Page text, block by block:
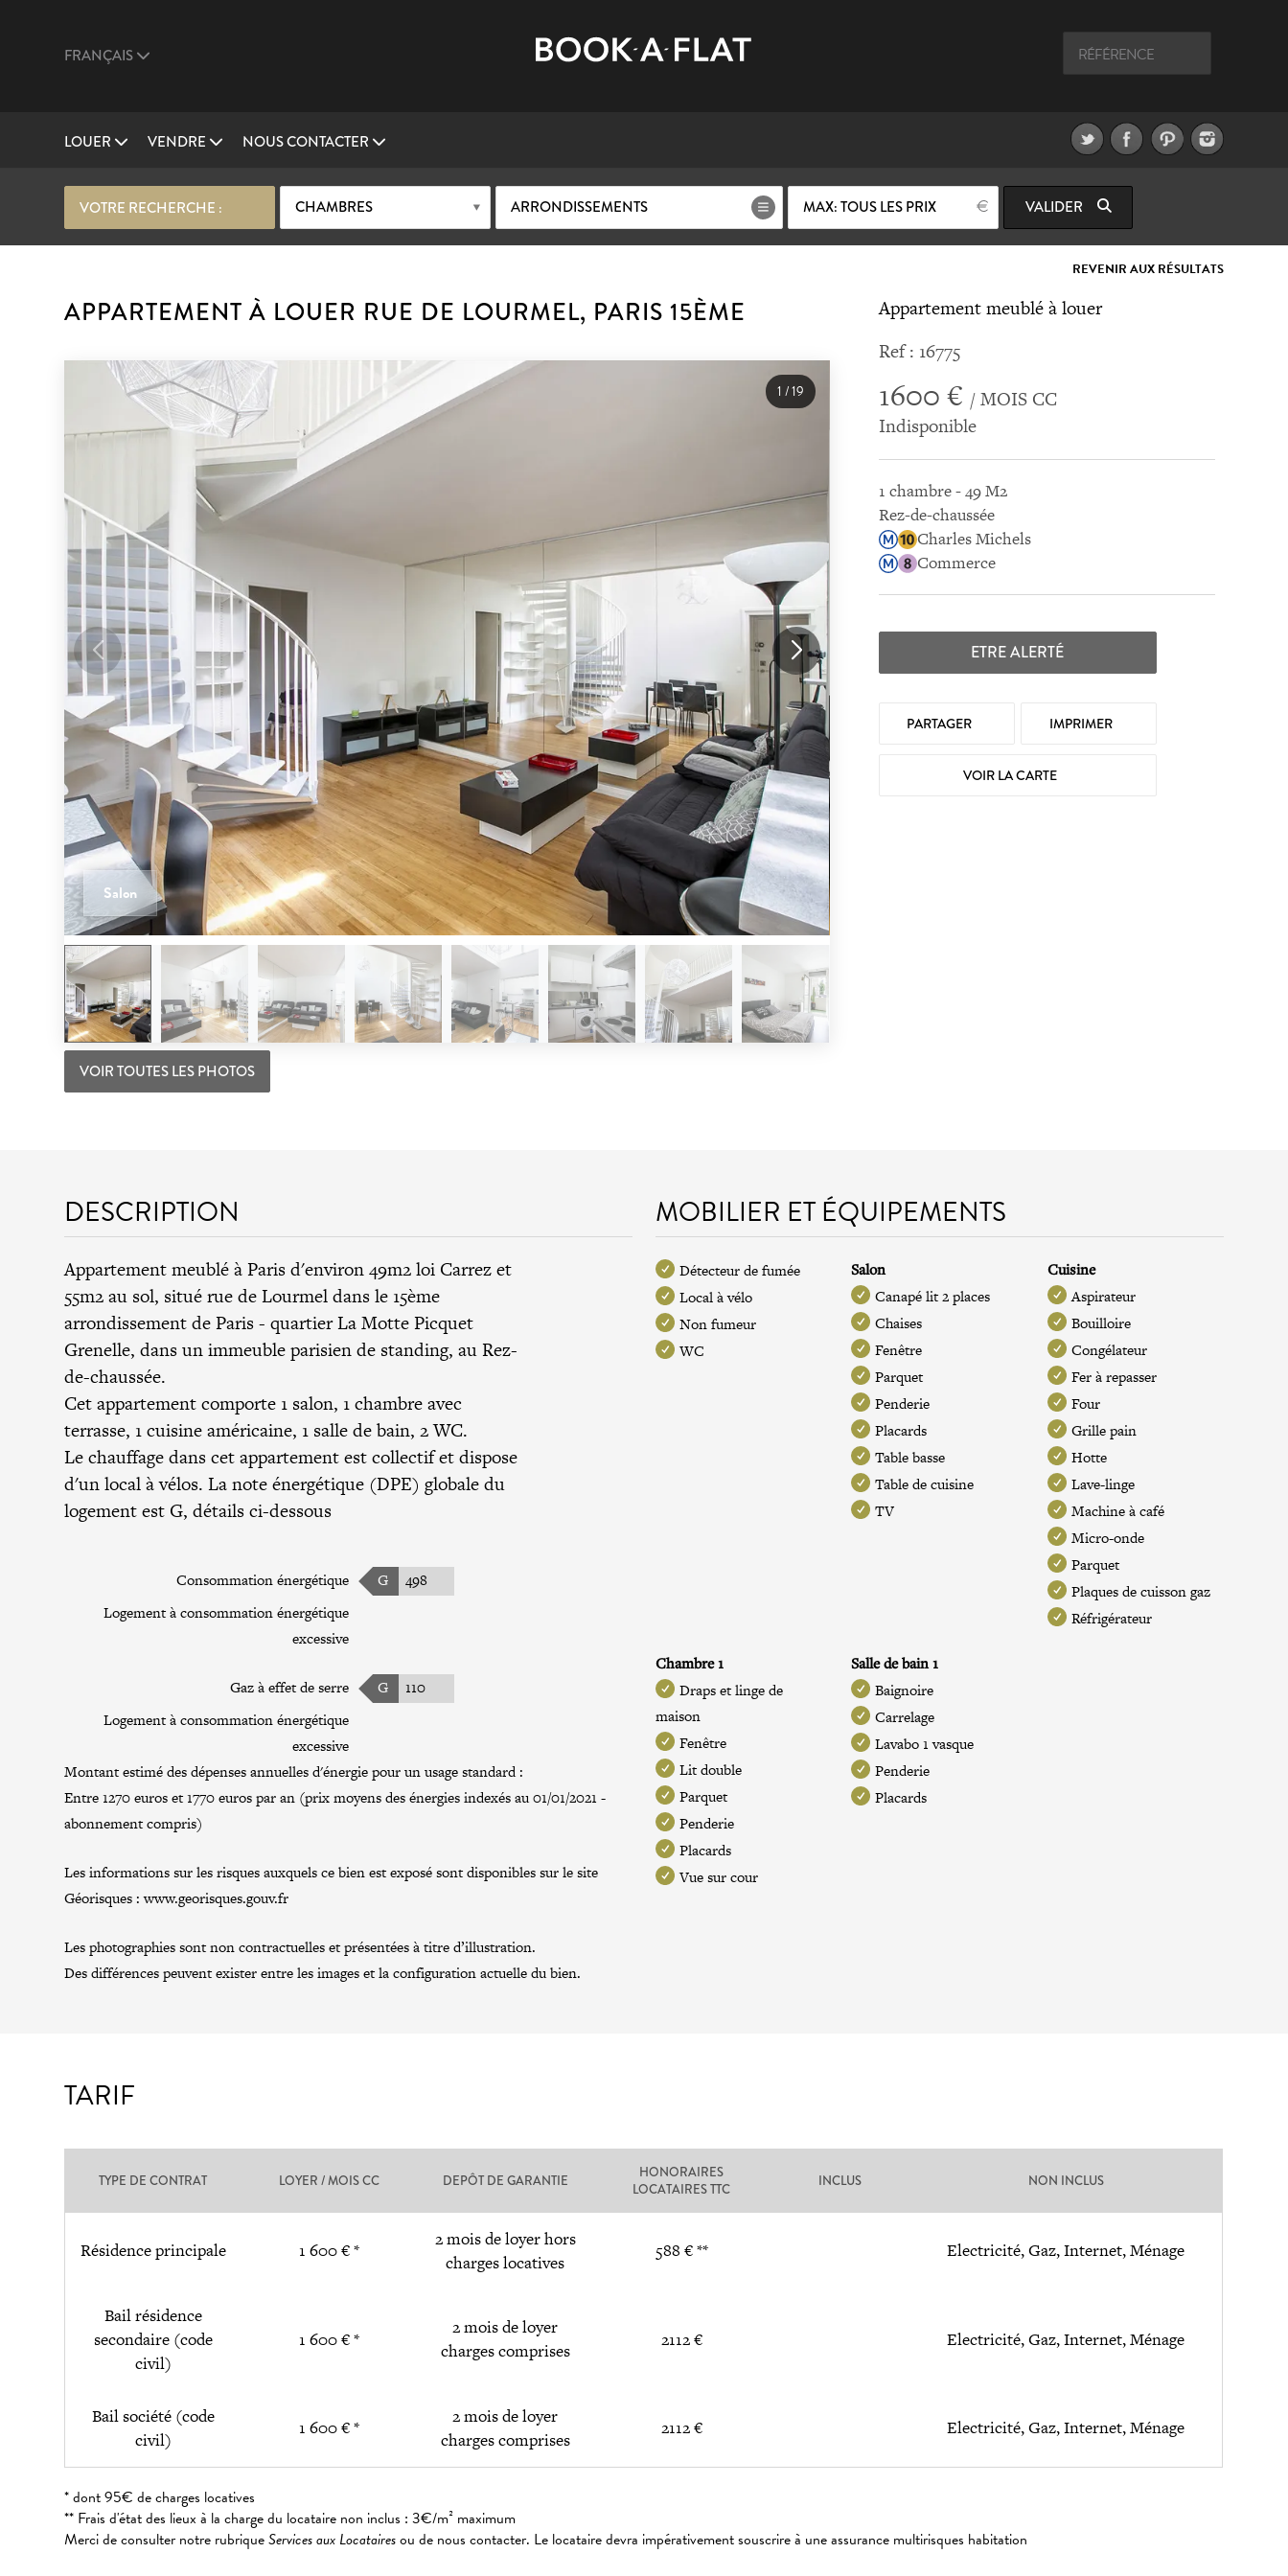
FRANÇAIS
LOUER VENDRE NOUS CONTACTER
VOTRE RECHERCHE : CHAMBRES ARRONDISSEMENTS MAX: TOUS LES PRIX VALIDER
REVENIR AUX RÉSULTATS
APPARTEMENT À LOUER RUE DE LOURMEL, PARIS 15ÈME
Salon
1 /19
VOIR TOUTES LES PHOTOS
Appartement meublé à louer
Ref : 16775
1600 € / MOIS CC
Indisponible
1 chambre - 49 M2
Rez-de-chaussée
Charles Michels
Commerce
ETRE ALERTÉ
PARTAGER IMPRIMER
VOIR LA CARTE
DESCRIPTION
Appartement meublé à Paris d'environ 49m2 loi Carrez et
55m2 au sol, situé rue de Lourmel dans le 15ème
arrondissement de Paris - quartier La Motte Picquet
Grenelle, dans un immeuble parisien de standing, au Rez-
de-chaussée.
Cet appartement comporte 1 salon, 1 chambre avec
terrasse, 1 cuisine américaine, 1 salle de bain, 2 WC.
Le chauffage dans cet appartement est collectif et dispose
d'un local à vélos. La note énergétique (DPE) globale du
logement est G, détails ci-dessous
Consommation énergétique G
498
Logement à consommation énergétique
excessive
Gaz à effet de serre G
110
Logement à consommation énergétique
excessive
Montant estimé des dépenses annuelles d'énergie pour un usage standard :
Entre 1270 euros et 1770 euros par an (prix moyens des énergies indexés au 01/01/2021 -
abonnement compris)
Les informations sur les risques auxquels ce bien est exposé sont disponibles sur le site
Géorisques :www.georisques.gouv.fr
Les photographies sont non contractuelles et présentées à titre d’illustration.
Des différences peuvent exister entre les images et la configuration actuelle du bien.
MOBILIER ET ÉQUIPEMENTS
Détecteur de fumée
Local à vélo
Non fumeur
WC
Salon
Canapé lit 2 places
Chaises
Fenêtre
Parquet
Penderie
Placards
Table basse
Table de cuisine
TV
Cuisine
Aspirateur
Bouilloire
Congélateur
Fer à repasser
Four
Grille pain
Hotte
Lave-linge
Machine à café
Micro-onde
Parquet
Plaques de cuisson gaz
Réfrigérateur
Chambre 1
Draps et linge de
maison
Fenêtre
Lit double
Parquet
Penderie
Placards
Vue sur cour
Salle de bain 1
Baignoire
Carrelage
Lavabo 1 vasque
Penderie
Placards
TARIF
TYPE DE CONTRAT LOYER / MOIS CC DEPÔT DE GARANTIE
HONORAIRES
LOCATAIRES TTC
INCLUS NON INCLUS
Résidence principale 1 600 € *
2 mois de loyer hors
charges locatives
588 € ** Electricité, Gaz, Internet, Ménage
Bail résidence
secondaire (code
civil)
1 600 € *
2 mois de loyer
charges comprises
2112 € Electricité, Gaz, Internet, Ménage
Bail société (code
civil)
1 600 € *
2 mois de loyer
charges comprises
2112 € Electricité, Gaz, Internet, Ménage
* dont 95€ de charges locatives
** Frais d'état des lieux à la charge du locataire non inclus : 3€/m² maximum
Merci de consulter notre rubriqueServices aux Locatairesou de nous contacter. Le locataire devra impérativement souscrire à une assurance multirisques habitation